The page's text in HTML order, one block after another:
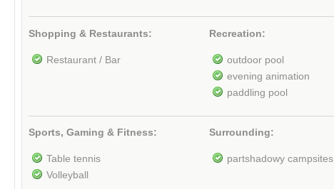
Shopping & Restaurants:
Restaurant / Bar
Recreation:
outdoor pool
evening animation
paddling pool
Sports, Gaming & Fitness:
Table tennis
Volleyball
Surrounding:
partshadowy campsites